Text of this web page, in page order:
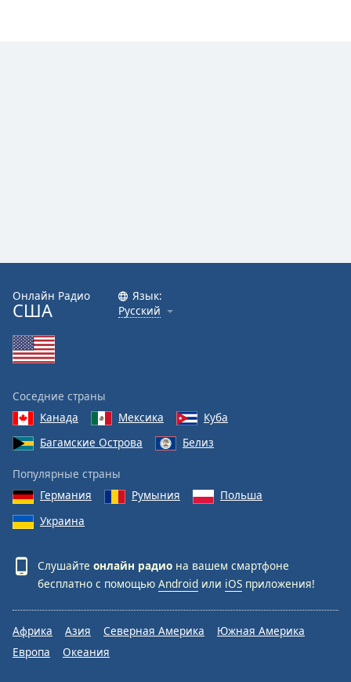
Онлайн Радио
США
Язык:
Русский
Соседние страны
Канада
Мексика
Куба
Багамские Острова
Белиз
Популярные страны
Германия
Румыния
Польша
Украина
Слушайте онлайн радио на вашем смартфоне
бесплатно с помощью Android или iOS приложения!
Африка Азия Северная Америка
Южная Америка
Европа
Океания